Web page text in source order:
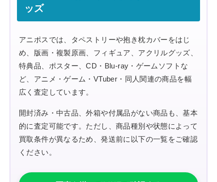
ッズ
アニポスでは、タペストリーや抱き枕カバーをはじ
め、版画・複製原画、フィギュア、アクリルグッズ、
特典品、ポスター、CD・Blu-ray・ゲームソフトな
ど、アニメ・ゲーム・VTuber・同人関連の商品を幅
広く査定しています。
開封済み・中古品、外箱や付属品がない商品も、基本
的に査定可能です。ただし、商品種別や状態によって
買取条件が異なるため、発送前に以下の一覧をご確認
ください。